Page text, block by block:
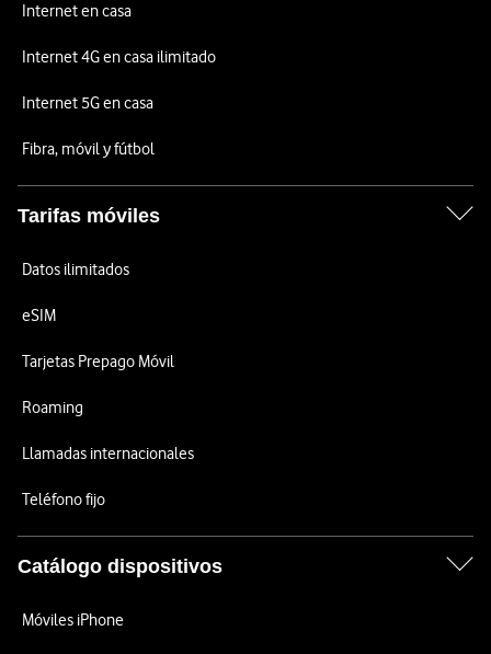
Internet en casa
Internet 4G en casa ilimitado
Internet 5G en casa
Fibra, móvil y fútbol
Tarifas móviles
Datos ilimitados
eSIM
Tarjetas Prepago Móvil
Roaming
Llamadas internacionales
Teléfono fijo
Catálogo dispositivos
Móviles iPhone